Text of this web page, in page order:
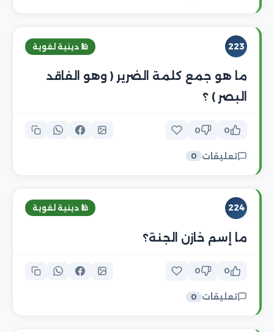
223 🕌 دينية لغوية
ما هو جمع كلمة الضرير ( وهو الفاقد
البصر ) ؟
0
0
تعليقات 0
224 🕌 دينية لغوية
ما إسم خازن الجنة؟
0
0
تعليقات 0